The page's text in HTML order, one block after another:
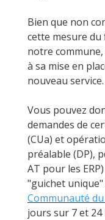
Bien que non
cette mesure
notre
à sa mise en
nouveau service.
Vous pouvez
demandes de
(CUa) et
préalable (DP),
AT pour les
"guichet unique"
Communauté
jours sur 7 et 24